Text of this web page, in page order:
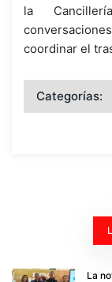
la
coordinar el
Categorías:
La